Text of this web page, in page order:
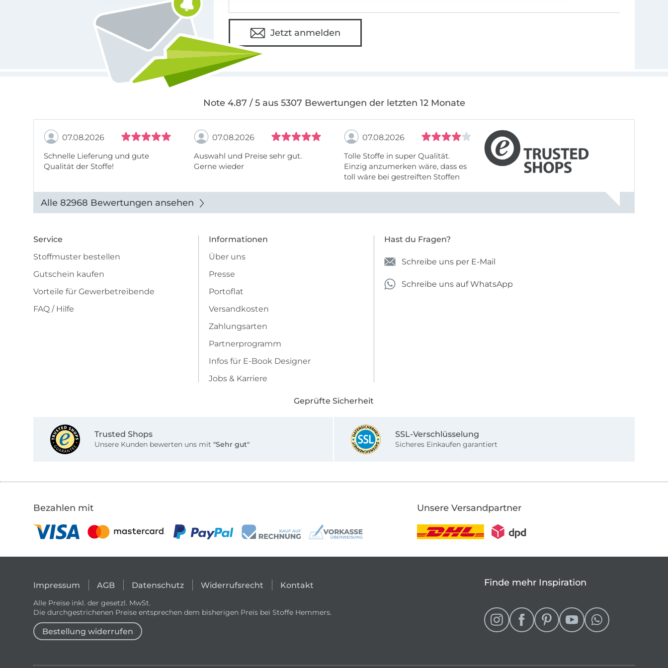
Daher lautet meine Mission:
Nähen!
Jetzt anmelden
Note 4.87 / 5 aus 5307 Bewertungen der letzten 12 Monate
07.08.2026
Schnelle Lieferung und gute
Qualität der Stoffe!
07.08.2026
Auswahl und Preise sehr gut.
Gerne wieder
07.08.2026
Tolle Stoffe in super Qualität.
Einzig anzumerken wäre, dass es
toll wäre bei gestreiften Stoffen
Alle 82968 Bewertungen ansehen
Service
Stoffmuster bestellen
Gutschein kaufen
Vorteile für Gewerbetreibende
FAQ / Hilfe
Informationen
Über uns
Presse
Portoflat
Versandkosten
Zahlungsarten
Partnerprogramm
Infos für E-Book Designer
Jobs & Karriere
Hast du Fragen?
Schreibe uns per E-Mail
Schreibe uns auf WhatsApp
Geprüfte Sicherheit
Trusted Shops
Unsere Kunden bewerten uns mit "Sehr gut"
SSL-Verschlüsselung
Sicheres Einkaufen garantiert
Bezahlen mit Unsere Versandpartner
Impressum AGB Datenschutz Widerrufsrecht Kontakt
Alle Preise inkl. der gesetzl. MwSt.
Die durchgestrichenen Preise entsprechen dem bisherigen Preis bei Stoffe Hemmers.
Bestellung widerrufen
Finde mehr Inspiration